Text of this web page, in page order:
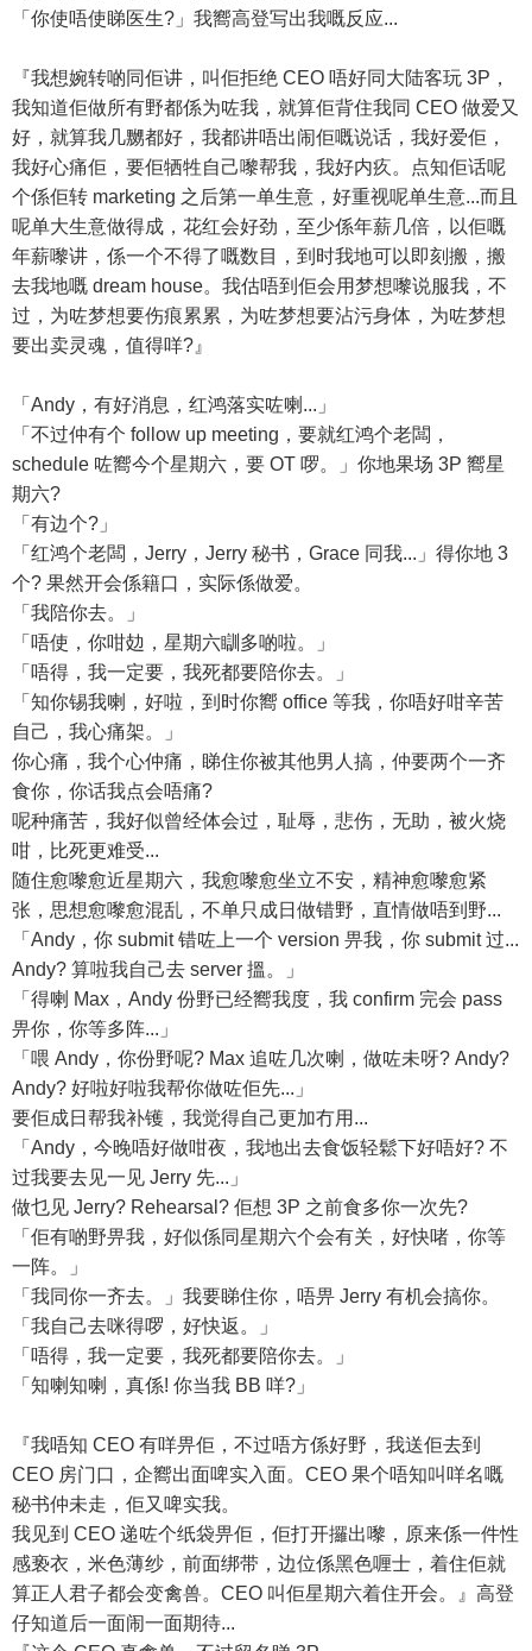
「你使唔使睇医生?」我嚮高登写出我嘅反应...
『我想婉转啲同佢讲，叫佢拒绝 CEO 唔好同大陆客玩 3P，
我知道佢做所有野都係为咗我，就算佢背住我同 CEO 做爱又
好，就算我几嬲都好，我都讲唔出闹佢嘅说话，我好爱佢，
我好心痛佢，要佢牺牲自己嚟帮我，我好内疚。点知佢话呢
个係佢转 marketing 之后第一单生意，好重视呢单生意...而且
呢单大生意做得成，花红会好劲，至少係年薪几倍，以佢嘅
年薪嚟讲，係一个不得了嘅数目，到时我地可以即刻搬，搬
去我地嘅 dream house。我估唔到佢会用梦想嚟说服我，不
过，为咗梦想要伤痕累累，为咗梦想要沾污身体，为咗梦想
要出卖灵魂，值得咩?』
「Andy，有好消息，红鸿落实咗喇...」
「不过仲有个 follow up meeting，要就红鸿个老闆，
schedule 咗嚮今个星期六，要 OT 啰。」你地果场 3P 嚮星
期六?
「有边个?」
「红鸿个老闆，Jerry，Jerry 秘书，Grace 同我...」得你地 3
个? 果然开会係籍口，实际係做爱。
「我陪你去。」
「唔使，你咁攰，星期六瞓多啲啦。」
「唔得，我一定要，我死都要陪你去。」
「知你锡我喇，好啦，到时你嚮 office 等我，你唔好咁辛苦
自己，我心痛架。」
你心痛，我个心仲痛，睇住你被其他男人搞，仲要两个一齐
食你，你话我点会唔痛?
呢种痛苦，我好似曾经体会过，耻辱，悲伤，无助，被火烧
咁，比死更难受...
随住愈嚟愈近星期六，我愈嚟愈坐立不安，精神愈嚟愈紧
张，思想愈嚟愈混乱，不单只成日做错野，直情做唔到野...
「Andy，你 submit 错咗上一个 version 畀我，你 submit 过...
Andy? 算啦我自己去 server 搵。」
「得喇 Max，Andy 份野已经嚮我度，我 confirm 完会 pass
畀你，你等多阵...」
「喂 Andy，你份野呢? Max 追咗几次喇，做咗未呀? Andy?
Andy? 好啦好啦我帮你做咗佢先...」
要佢成日帮我补镬，我觉得自己更加冇用...
「Andy，今晚唔好做咁夜，我地出去食饭轻鬆下好唔好? 不
过我要去见一见 Jerry 先...」
做乜见 Jerry? Rehearsal? 佢想 3P 之前食多你一次先?
「佢有啲野畀我，好似係同星期六个会有关，好快啫，你等
一阵。」
「我同你一齐去。」我要睇住你，唔畀 Jerry 有机会搞你。
「我自己去咪得啰，好快返。」
「唔得，我一定要，我死都要陪你去。」
「知喇知喇，真係! 你当我 BB 咩?」
『我唔知 CEO 有咩畀佢，不过唔方係好野，我送佢去到
CEO 房门口，企嚮出面啤实入面。CEO 果个唔知叫咩名嘅
秘书仲未走，佢又啤实我。
我见到 CEO 递咗个纸袋畀佢，佢打开攞出嚟，原来係一件性
感亵衣，米色薄纱，前面绑带，边位係黑色喱士，着住佢就
算正人君子都会变禽兽。CEO 叫佢星期六着住开会。』高登
仔知道后一面闹一面期待...